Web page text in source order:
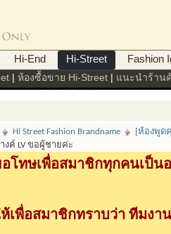
Hi-End Hi-Street Fashion
| ห้องซื้อขาย Hi-Street | แนะนำร้าน
Hi Street Fashion Brandname
[ห้องพูด
งค์ LV ขอผู้ชายค่ะ
โทษเพื่อสมาชิกทุกคนเป็นอ
เพื่อสมาชิกทราบว่า ทีมงา